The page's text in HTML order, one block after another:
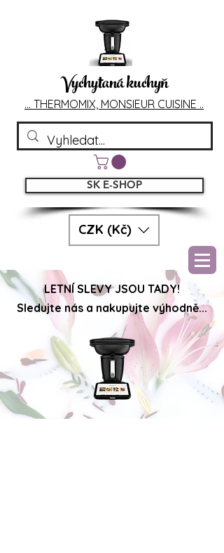
Vychytaná kuchyň
... THERMOMIX, MONSIEUR CUISINE ..
CZK (Kč)
SK E-SHOP
LETNÍ SLEVY JSOU TADY!
Sledujte nás a nakupujte výhodně...